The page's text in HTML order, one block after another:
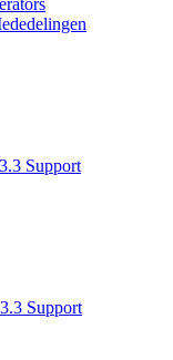
3.3 Support
3.3 Support